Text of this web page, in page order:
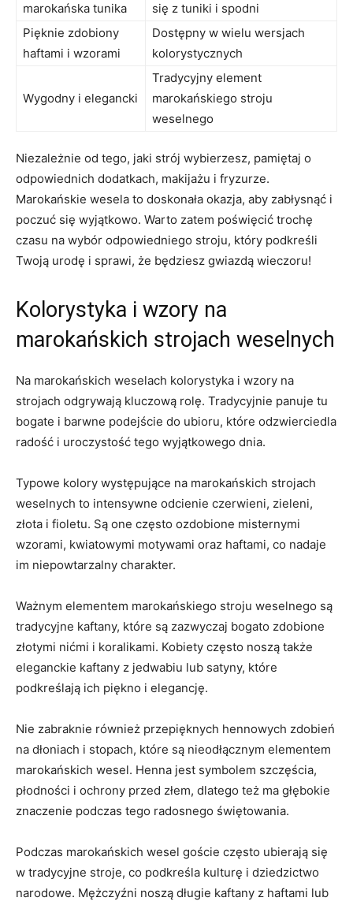
marokańska‍ tunika
się z tuniki i spodni
Pięknie zdobiony
haftami i wzorami
Dostępny w ‌wielu wersjach
kolorystycznych
Wygodny i elegancki
Tradycyjny element
marokańskiego stroju⁤
weselnego
Niezależnie od tego, jaki strój ‌wybierzesz,‍ pamiętaj o
odpowiednich dodatkach, makijażu i fryzurze.
Marokańskie wesela to doskonała okazja, aby zabłysnąć i
poczuć się wyjątkowo. Warto zatem poświęcić trochę
‌czasu na wybór odpowiedniego stroju, który podkreśli
Twoją urodę⁣ i sprawi, że będziesz gwiazdą wieczoru!
Kolorystyka i wzory na
marokańskich strojach weselnych
Na marokańskich weselach kolorystyka i wzory na
strojach odgrywają kluczową rolę. Tradycyjnie panuje tu
bogate i barwne podejście do ubioru, które ‍odzwierciedla
radość i uroczystość tego wyjątkowego ​dnia.
Typowe kolory występujące na⁢ marokańskich strojach
weselnych to intensywne odcienie czerwieni, ‍zieleni,
złota i fioletu. Są one często ozdobione misternymi
wzorami,⁤ kwiatowymi motywami ⁤oraz haftami, co nadaje
im niepowtarzalny charakter.
Ważnym⁣ elementem marokańskiego stroju weselnego są
tradycyjne kaftany, które są zazwyczaj bogato zdobione
złotymi nićmi i koralikami. Kobiety często noszą także
eleganckie kaftany z jedwabiu lub satyny, które
podkreślają ich piękno i elegancję.
Nie zabraknie również ⁤przepięknych hennowych zdobień
na dłoniach i stopach, które są nieodłącznym elementem
‌marokańskich wesel. ‍Henna jest ‌symbolem szczęścia,
płodności i⁤ ochrony‌ przed złem, dlatego też ⁤ma głębokie
znaczenie podczas tego⁣ radosnego ⁢świętowania.
Podczas marokańskich wesel goście często‌ ubierają ​się
w ‌tradycyjne stroje, ​co podkreśla ​kulturę⁤ i dziedzictwo
narodowe. ⁤Mężczyźni noszą‍ długie kaftany z haftami lub